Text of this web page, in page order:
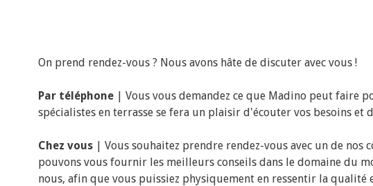
On prend rendez-vous ? Nous avons hâte de discuter avec vous !
Par téléphone | Vous vous demandez ce que Madino peut faire
spécialistes en terrasse se fera un plaisir d'écouter vos besoins
Chez vous | Vous souhaitez prendre rendez-vous avec un de
pouvons vous fournir les meilleurs conseils dans le domaine du
nous, afin que vous puissiez physiquement en ressentir la qualité